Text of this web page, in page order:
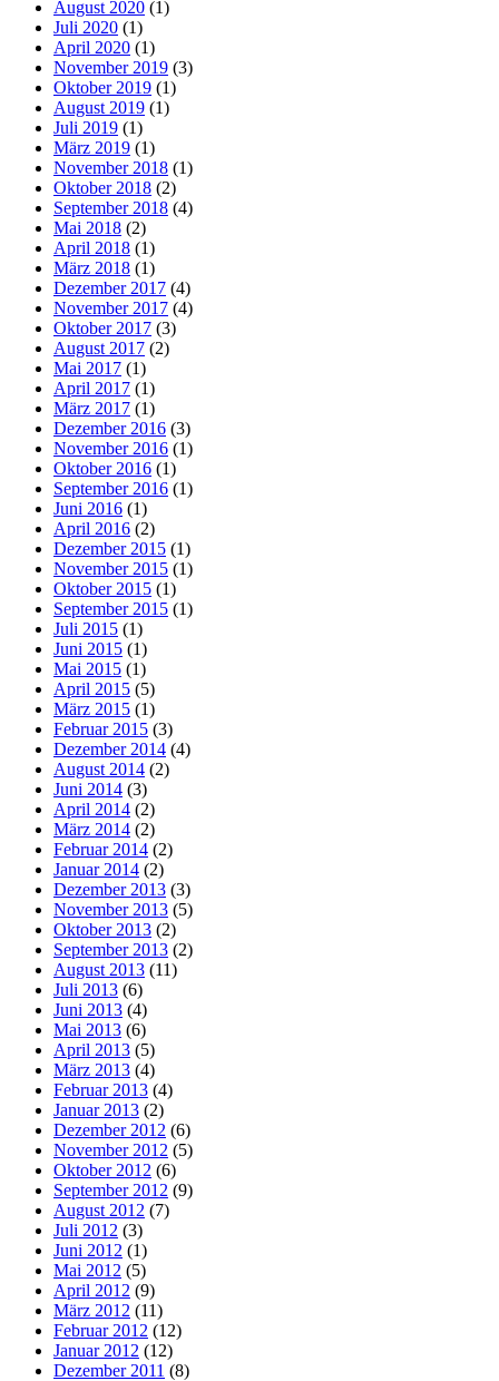
August 2020 (1)
Juli 2020 (1)
April 2020 (1)
November 2019 (3)
Oktober 2019 (1)
August 2019 (1)
Juli 2019 (1)
März 2019 (1)
November 2018 (1)
Oktober 2018 (2)
September 2018 (4)
Mai 2018 (2)
April 2018 (1)
März 2018 (1)
Dezember 2017 (4)
November 2017 (4)
Oktober 2017 (3)
August 2017 (2)
Mai 2017 (1)
April 2017 (1)
März 2017 (1)
Dezember 2016 (3)
November 2016 (1)
Oktober 2016 (1)
September 2016 (1)
Juni 2016 (1)
April 2016 (2)
Dezember 2015 (1)
November 2015 (1)
Oktober 2015 (1)
September 2015 (1)
Juli 2015 (1)
Juni 2015 (1)
Mai 2015 (1)
April 2015 (5)
März 2015 (1)
Februar 2015 (3)
Dezember 2014 (4)
August 2014 (2)
Juni 2014 (3)
April 2014 (2)
März 2014 (2)
Februar 2014 (2)
Januar 2014 (2)
Dezember 2013 (3)
November 2013 (5)
Oktober 2013 (2)
September 2013 (2)
August 2013 (11)
Juli 2013 (6)
Juni 2013 (4)
Mai 2013 (6)
April 2013 (5)
März 2013 (4)
Februar 2013 (4)
Januar 2013 (2)
Dezember 2012 (6)
November 2012 (5)
Oktober 2012 (6)
September 2012 (9)
August 2012 (7)
Juli 2012 (3)
Juni 2012 (1)
Mai 2012 (5)
April 2012 (9)
März 2012 (11)
Februar 2012 (12)
Januar 2012 (12)
Dezember 2011 (8)